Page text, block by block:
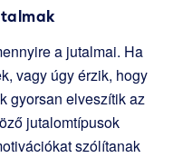
a jutalmai. Ha
vagy úgy érzik, hogy
gyorsan elveszítik az
jutalomtípusok
szólítanak